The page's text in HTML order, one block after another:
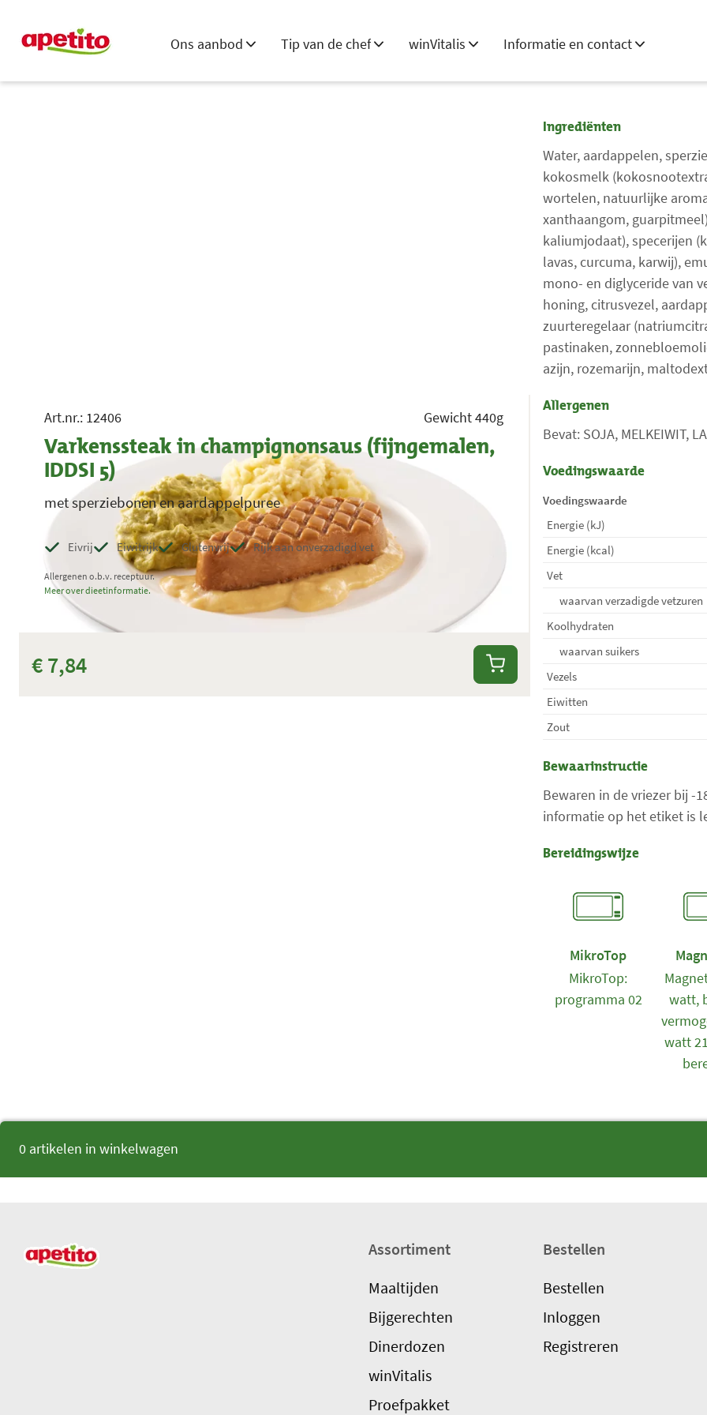
Ons aanbod Tip van de chef winVitalis Informatie en contact
Art.nr.: 12406 Gewicht 440g
Varkenssteak in champignonsaus (fijngemalen,
IDDSI 5)
met sperziebonen en aardappelpuree
Eivrij Eiwitrijk Glutenvrij Rijk aan onverzadigd vet
Allergenen o.b.v. receptuur.
Meer over dieetinformatie.
€ 7,84
Ingrediënten
Water, aardappelen,
kokosmelk
wortelen, natuurlijke
xanthaangom,
kaliumjodaat), specerijen
lavas, curcuma, karwij),
mono- en diglyceride van
honing, citrusvezel,
zuurteregelaar
pastinaken,
azijn, rozemarijn,
Allergenen
Bevat: SOJA, MELKEIWIT,
Voedingswaarde
Voedingswaarde
Energie (kJ)
Energie (kcal)
Vet
waarvan verzadigde vetzuren
Koolhydraten
waarvan suikers
Vezels
Eiwitten
Zout
Bewaarinstructie
Bewaren in de vriezer bij -
informatie op het etiket is
Bereidingswijze
MikroTop
MikroTop:
programma 02
watt,
watt
0 artikelen in winkelwagen
Assortiment
Maaltijden
Bijgerechten
Dinerdozen
winVitalis
Proefpakket
Bestellen
Bestellen
Inloggen
Registreren